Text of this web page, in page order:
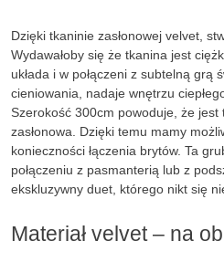
Dzięki tkaninie zasłonowej velvet,
Wydawałoby się że tkanina jest
układa i w połączeni z subtelną grą
cieniowania, nadaje wnętrzu
Szerokość 300cm powoduje, że jest
zasłonowa. Dzięki temu mamy
konieczności łączenia brytów. Ta
połączeniu z pasmanterią lub z
ekskluzywny duet, którego nikt się
Materiał velvet – na